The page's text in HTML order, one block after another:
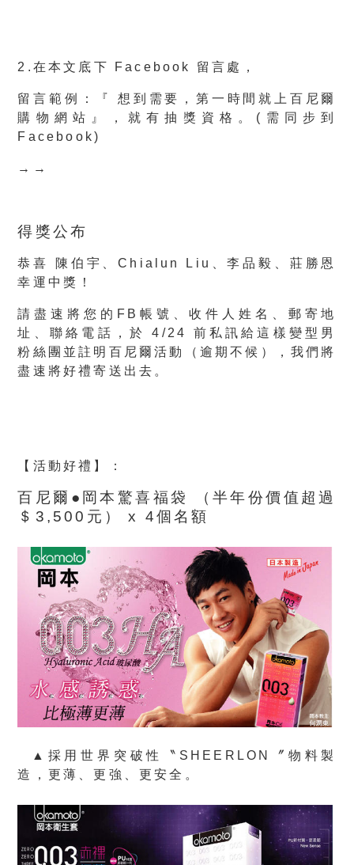
2.在本文底下 Facebook 留言處，
留言範例：『
想到需要，第一時間就上百尼爾
購物網站
』，就有抽獎資格。(需同步到
Facebook)
→→
得獎公布
恭喜 陳伯宇、Chialun Liu、李品毅、 莊勝恩
幸運中獎！
請盡速將您的FB帳號、收件人姓名、郵寄地
址、聯絡電話，於 4/24 前私訊給這樣變型男
粉絲團並註明百尼爾活動（逾期不候），我們將
盡速將好禮寄送出去。
【活動好禮】 ：
百尼爾●岡本驚喜福袋 （半年份價值超過
＄3,500元） x 4個名額
▲採用世界突破性〝SHEERLON〞物料製
造，更薄、更強、更安全。